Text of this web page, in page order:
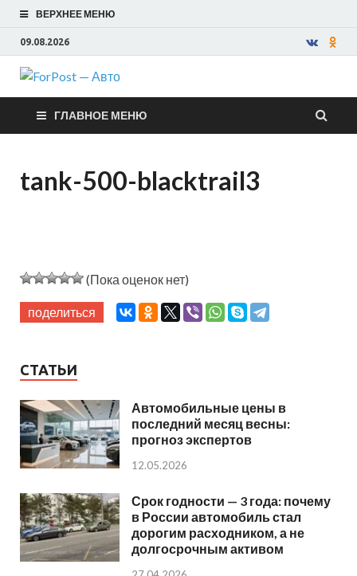
ВЕРХНЕЕ МЕНЮ
09.08.2026
ForPost —
Авто
ГЛАВНОЕ МЕНЮ
tank-500-blacktrail3
(Пока оценок нет)
поделиться
СТАТЬИ
Автомобильные цены в
последний месяц весны:
прогноз экспертов
12.05.2026
Срок годности — 3 года: почему
в России автомобиль стал
дорогим расходником, а не
долгосрочным активом